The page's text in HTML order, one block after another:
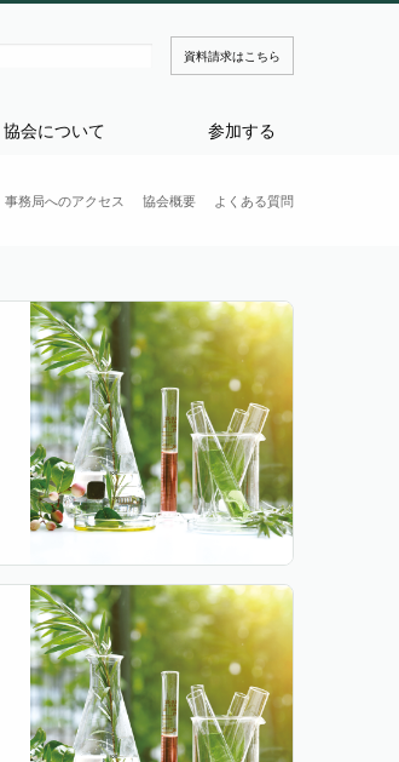
資料請求はこちら
協会について 参加する
事務局へのアクセス 協会概要 よくある質問